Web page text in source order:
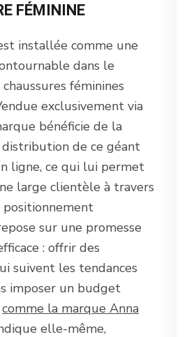
FÉMININE
installée comme une
dans le
féminines
exclusivement via
bénéficie de la
distribution de ce géant
ligne, ce qui lui permet
large clientèle à travers
positionnement
sur une promesse
: offrir des
suivent les tendances
imposer un budget
comme la marque Anna
elle-même,